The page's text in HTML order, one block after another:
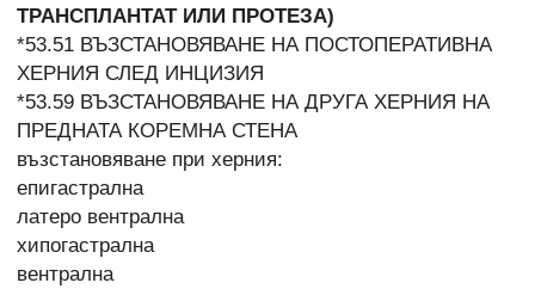
ТРАНСПЛАНТАТ ИЛИ ПРОТЕЗА)
*53.51 ВЪЗСТАНОВЯВАНЕ НА ПОСТОПЕРАТИВНА
ХЕРНИЯ СЛЕД ИНЦИЗИЯ
*53.59 ВЪЗСТАНОВЯВАНЕ НА ДРУГА ХЕРНИЯ НА
ПРЕДНАТА КОРЕМНА СТЕНА
възстановяване при херния:
епигастрална
латеро вентрална
хипогастрална
вентрална